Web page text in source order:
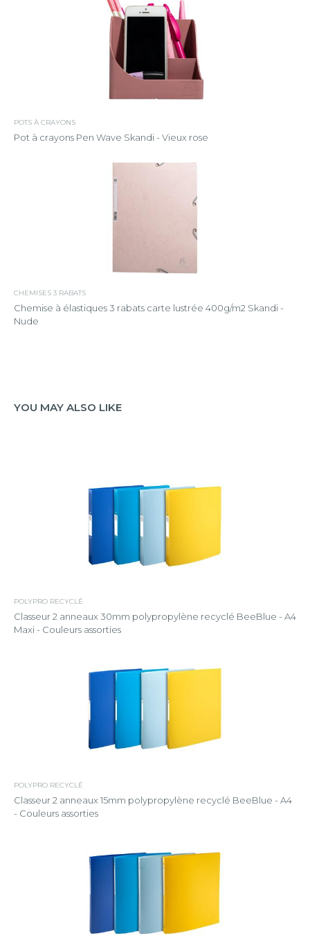
POTS À CRAYONS
Pot à crayons Pen Wave Skandi - Vieux rose
CHEMISES 3 RABATS
Chemise à élastiques 3 rabats carte lustrée 400g/m2 Skandi -
Nude
YOU MAY ALSO LIKE
POLYPRO RECYCLÉ
Classeur 2 anneaux 30mm polypropylène recyclé BeeBlue - A4
Maxi - Couleurs assorties
POLYPRO RECYCLÉ
Classeur 2 anneaux 15mm polypropylène recyclé BeeBlue - A4
- Couleurs assorties